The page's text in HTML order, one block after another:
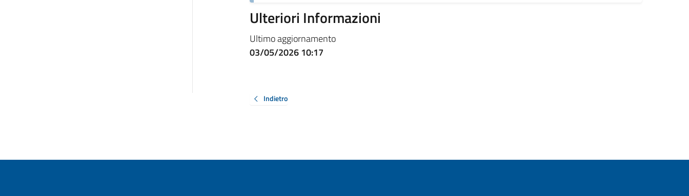
Ulteriori Informazioni
Ultimo aggiornamento
03/05/2026 10:17
Indietro